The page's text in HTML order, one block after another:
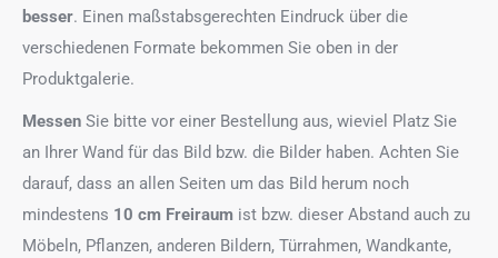
besser. Einen maßstabsgerechten Eindruck über die
verschiedenen Formate bekommen Sie oben in der
Produktgalerie.
Messen Sie bitte vor einer Bestellung aus, wieviel Platz Sie
an Ihrer Wand für das Bild bzw. die Bilder haben. Achten Sie
darauf, dass an allen Seiten um das Bild herum noch
mindestens 10 cm Freiraum ist bzw. dieser Abstand auch zu
Möbeln, Pflanzen, anderen Bildern, Türrahmen, Wandkante,